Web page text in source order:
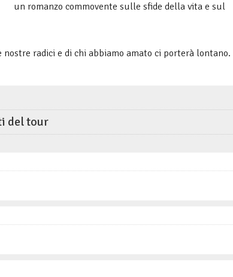
un romanzo commovente sulle sfide della vita e sul
radici e di chi abbiamo amato ci porterà lontano.
del tour